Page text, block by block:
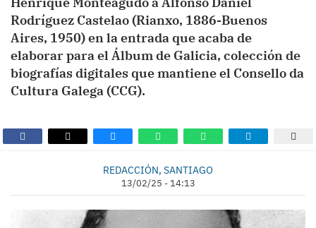
Rodríguez Castelao (Rianxo, 1886-Buenos
Aires, 1950) en la entrada que acaba de
elaborar para el Álbum de Galicia, colección de
biografías digitales que mantiene el Consello da
Cultura Galega (CCG).
REDACCIÓN, SANTIAGO
13/02/25 - 14:13